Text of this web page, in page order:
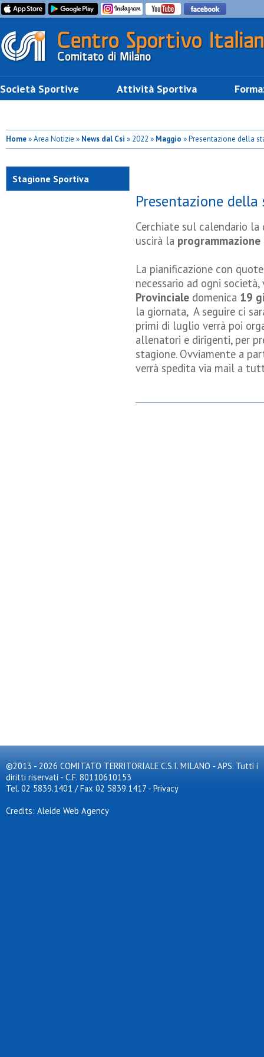
Società Sportive Attività Sportiva
Home» Area Notizie » News dal Csi » 2022 » Maggio » Presentazione della
Stagione Sportiva
Presentazione
Cerchiate sul calendario
uscirà la
La pianificazione con
necessario ad ogni
Provinciale domenica 19
la giornata, A seguire ci
primi di luglio verrà poi
allenatori e dirigenti, per
stagione. Ovviamente a
verrà spedita via mail a
©2013 - 2026 COMITATO TERRITORIALE C.S.I. MILANO - APS. Tutti i
diritti riservati - C.F. 80110610153
Tel. 02 5839.1401 / Fax 02 5839.1417 - Privacy
Credits: Aleide Web Agency